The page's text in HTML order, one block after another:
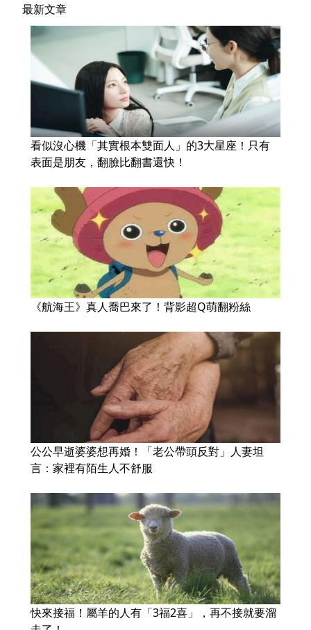
最新文章
看似沒心機「其實根本雙面人」的3大星座！只有
表面是朋友，翻臉比翻書還快！
《航海王》真人喬巴來了！背影超Q萌翻粉絲
公公早逝婆婆想再婚！「老公帶頭反對」人妻坦
言：家裡有陌生人不舒服
快來接福！屬羊的人有「3福2喜」，再不接就要溜